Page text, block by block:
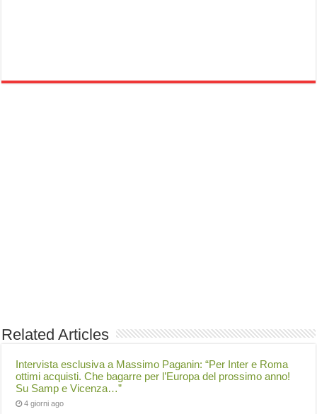
Related Articles
Intervista esclusiva a Massimo Paganin: “Per Inter e Roma
ottimi acquisti. Che bagarre per l’Europa del prossimo anno!
Su Samp e Vicenza…”
4 giorni ago